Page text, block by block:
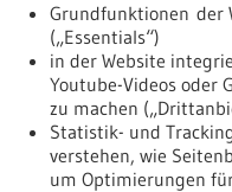
Nach oben
Grundfunktionen der
(„Essentials“)
in der Website
Youtube-Videos oder
zu machen
Statistik- und
verstehen, wie
um Optimierungen